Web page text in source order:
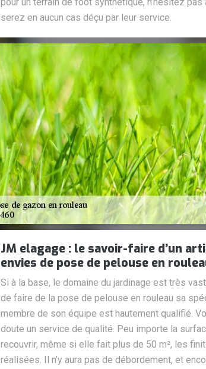
serez en aucun cas déçu par leur service.
JM elagage : le savoir-faire d’un
envies de pose de pelouse en
Si à la base, le domaine du jardinage est très
de faire de la pose de pelouse en rouleau sa
membre de son équipe est hautement qualifié.
doute un service de qualité. Peu importe la
recouvrir, même si elle fait plus de 50 m², les
réalisées. Il n’y aura pas de débordement, et